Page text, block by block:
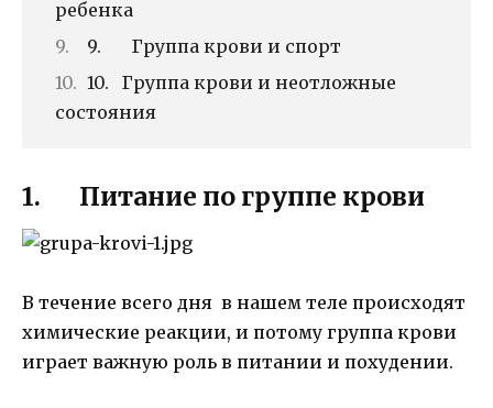
ребенка
9. Группа крови и спорт
10. Группа крови и неотложные
состояния
1. Питание по группе крови
В течение всего дня в нашем теле происходят
химические реакции, и потому группа крови
играет важную роль в питании и похудении.